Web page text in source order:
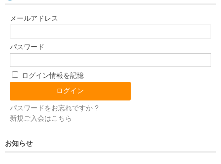
メールアドレス
パスワード
ログイン情報を記憶
パスワードをお忘れですか ?
新規ご入会はこちら
お知らせ